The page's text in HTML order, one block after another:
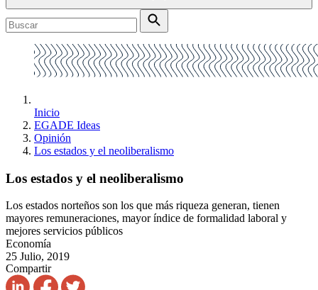
Inicio
EGADE Ideas
Opinión
Los estados y el neoliberalismo
Los estados y el neoliberalismo
Los estados norteños son los que más riqueza generan, tienen
mayores remuneraciones, mayor índice de formalidad laboral y
mejores servicios públicos
Economía
25 Julio, 2019
Compartir